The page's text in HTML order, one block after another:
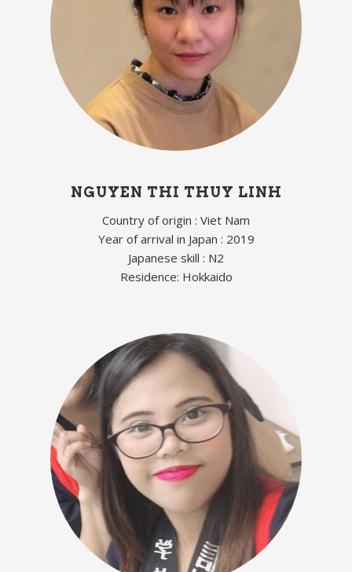
NGUYEN THI THUY LINH
Country of origin : Viet Nam
Year of arrival in Japan : 2019
Japanese skill : N2
Residence: Hokkaido